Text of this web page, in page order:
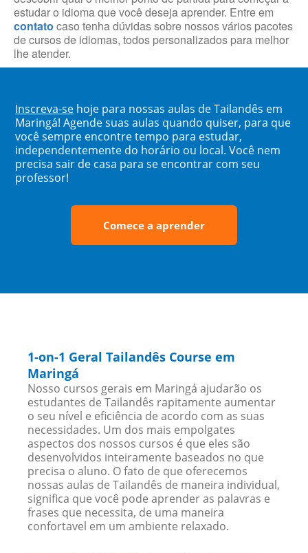
estudar o idioma que você deseja aprender. Entre em
contato caso tenha dúvidas sobre nossos vários pacotes
de cursos de idiomas, todos personalizados para melhor
lhe atender.
Inscreva-se hoje para nossas aulas de Tailandês em
Maringá! Agende suas aulas quando quiser, para que
você sempre encontre tempo para estudar,
independentemente do horário ou local. Você nem
precisa sair de casa para se encontrar com seu
professor!
Comece a aprender
1-on-1 Geral Tailandês Course em
Maringá
Nosso cursos gerais em Maringá ajudarão os
estudantes de Tailandês rapitamente aumentar
o seu nível e eficiência de acordo com as suas
necessidades. Um dos mais empolgates
aspectos dos nossos cursos é que eles são
desenvolvidos inteiramente baseados no que
precisa o aluno. O fato de que oferecemos
nossas aulas de Tailandês de maneira individual,
significa que você pode aprender as palavras e
frases que necessita, de uma maneira
confortavel em um ambiente relaxado.